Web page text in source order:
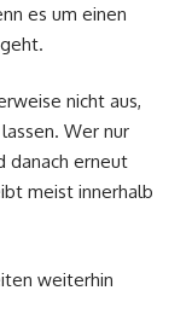
es um einen
nicht aus,
Wer nur
danach erneut
meist innerhalb
weiterhin